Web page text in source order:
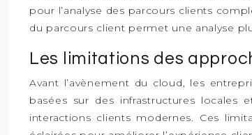
pour l’analyse des parcours clients
du parcours client permet une analyse
Les limitations des
Avant l’avènement du cloud, les
basées sur des infrastructures
interactions clients modernes. Ces